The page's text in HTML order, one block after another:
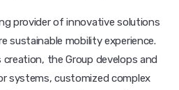
provider of innovative solutions
sustainable mobility experience.
the Group develops and
systems, customized complex